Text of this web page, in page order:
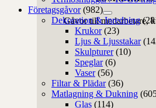
Gåvor till medarbetare,
Företagsgåvor (982)
Dekoration & Inredning
Krukor (23)
Ljus & Ljusstakar
Skulpturer (10)
Speglar (6)
Vaser (56)
Filtar & Plädar (36)
Matlagning & Dukning
Glas (114)